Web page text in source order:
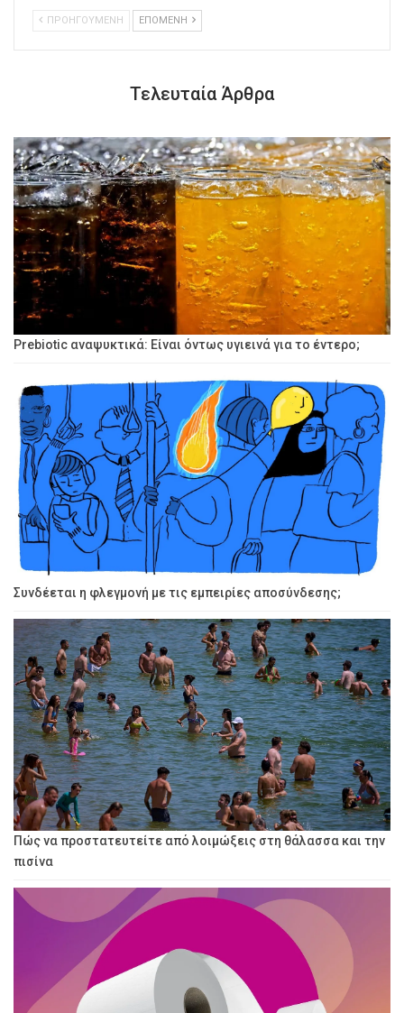
ΠΡΟΗΓΟΥΜΕΝΗ ΕΠΟΜΕΝΗ
Τελευταία Άρθρα
Prebiotic αναψυκτικά: Είναι όντως υγιεινά για το έντερο;
Συνδέεται η φλεγμονή με τις εμπειρίες αποσύνδεσης;
Πώς να προστατευτείτε από λοιμώξεις στη θάλασσα και την
πισίνα